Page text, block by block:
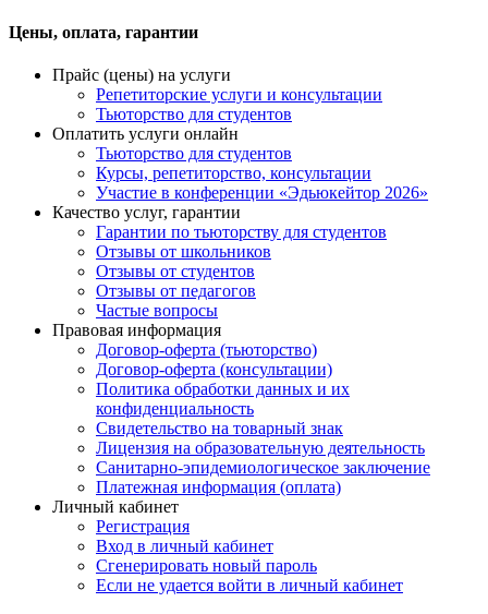
Цены, оплата, гарантии
Прайс (цены) на услуги
Репетиторские услуги и консультации
Тьюторство для студентов
Оплатить услуги онлайн
Тьюторство для студентов
Курсы, репетиторство, консультации
Участие в конференции «Эдьюкейтор 2026»
Качество услуг, гарантии
Гарантии по тьюторству для студентов
Отзывы от школьников
Отзывы от студентов
Отзывы от педагогов
Частые вопросы
Правовая информация
Договор-оферта (тьюторство)
Договор-оферта (консультации)
Политика обработки данных и их
конфиденциальность
Свидетельство на товарный знак
Лицензия на образовательную деятельность
Санитарно-эпидемиологическое заключение
Платежная информация (оплата)
Личный кабинет
Регистрация
Вход в личный кабинет
Сгенерировать новый пароль
Если не удается войти в личный кабинет